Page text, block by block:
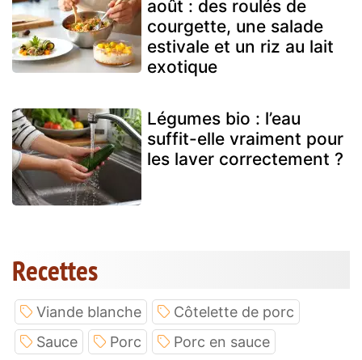
août : des roulés de
courgette, une salade
estivale et un riz au lait
exotique
Légumes bio : l’eau
suffit-elle vraiment pour
les laver correctement ?
Recettes
Viande blanche
Côtelette de porc
Sauce
Porc Porc en sauce